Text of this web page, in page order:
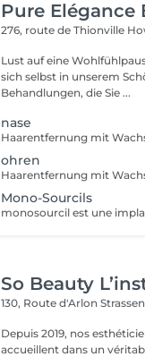
Pure Elégance
276, route de Thionville
Lust auf eine Wohlfühlpause? Gönnen Sie sich einen
sich selbst in unserem
Behandlungen, die Sie ...
nase
Haarentfernung mit
ohren
Haarentfernung mit
Mono-Sourcils
So Beauty
130, Route d'Arlon
Depuis 2019, nos
accueillent dans un